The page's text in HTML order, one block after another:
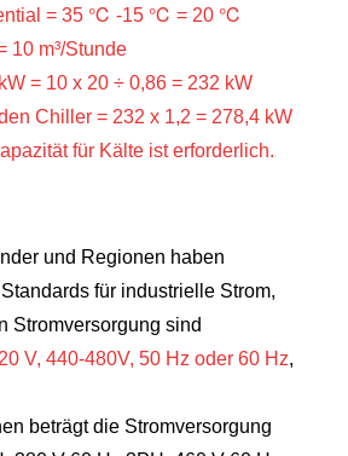
= 35 ℃ -15 ℃ = 20 ℃
10 m³/Stunde
= 10 x 20 ÷ 0,86 = 232 kW
Chiller = 232 x 1,2 = 278,4 kW
für Kälte ist erforderlich.
und Regionen haben
für industrielle Strom,
Stromversorgung sind
V, 440-480V, 50 Hz oder 60 Hz,
beträgt die Stromversorgung